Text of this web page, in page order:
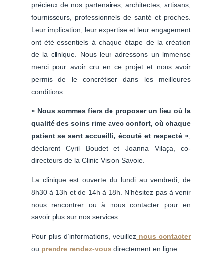
précieux de nos partenaires, architectes, artisans,
fournisseurs, professionnels de santé et proches.
Leur implication, leur expertise et leur engagement
ont été essentiels à chaque étape de la création
de la clinique. Nous leur adressons un immense
merci pour avoir cru en ce projet et nous avoir
permis de le concrétiser dans les meilleures
conditions.
« Nous sommes fiers de proposer un lieu où la
qualité des soins rime avec confort, où chaque
patient se sent accueilli, écouté et respecté »
déclarent Cyril Boudet et Joanna Vilaça, co-
directeurs de la Clinic Vision Savoie.
La clinique est ouverte du lundi au vendredi, de
8h30 à 13h et de 14h à 18h. N’hésitez pas à venir
nous rencontrer ou à nous contacter pour en
savoir plus sur nos services.
Pour plus d’informations, veuilleznous contacter
ou prendre rendez-vous directement en ligne.